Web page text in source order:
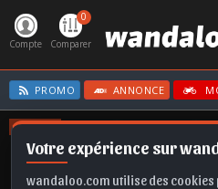
Votre expérience sur
wandaloo.com utilise des
Compte
0
Comparer
PROMO ANNONCE
OFFRES
EX2